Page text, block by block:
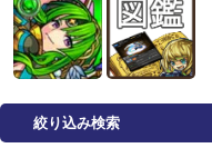
絞り込み検索